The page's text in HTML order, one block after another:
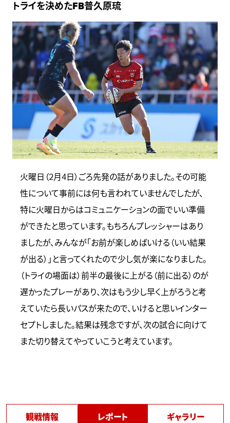
トライを決めたFB普久原琉
火曜日（2月4日）ごろ先発の話がありました。その可能
性について事前には何も言われていませんでしたが、
特に火曜日からはコミュニケーションの面でいい準備
ができたと思っています。もちろんプレッシャーはあり
ましたが、みんなが「お前が楽しめばいける（いい結果
が出る）」と言ってくれたので少し気が楽になりました。
（トライの場面は）前半の最後に上がる（前に出る）のが
遅かったプレーがあり、次はもう少し早く上がろうと考
えていたら長いパスが来たので、いけると思いインター
セプトしました。結果は残念ですが、次の試合に向けて
また切り替えてやっていこうと考えています。
観戦情報 レポート ギャラリー